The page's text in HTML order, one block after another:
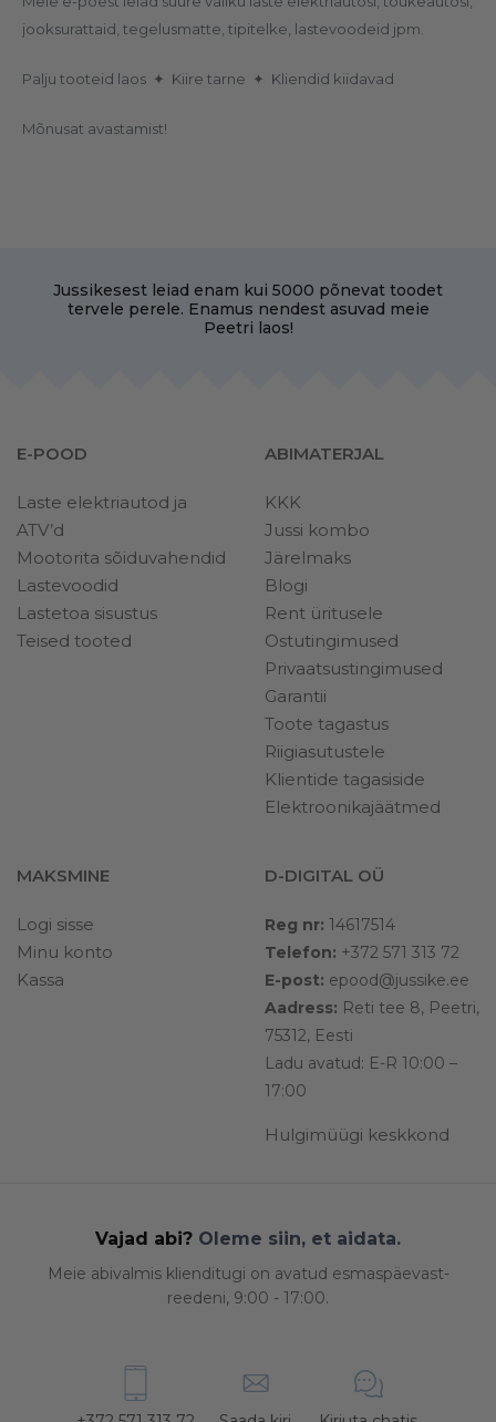
jooksurattaid, tegelusmatte, tipitelke, lastevoodeid jpm.
Palju tooteid laos ✦ Kiire tarne ✦ Kliendid kiidavad
Mõnusat avastamist!
Jussikesest leiad enam kui 5000 põnevat toodet
tervele perele. Enamus nendest asuvad meie
Peetri laos!
E-POOD
Laste elektriautod ja
ATV’d
Mootorita sõiduvahendid
Lastevoodid
Lastetoa sisustus
Teised tooted
ABIMATERJAL
KKK
Jussi kombo
Järelmaks
Blogi
Rent üritusele
Ostutingimused
Privaatsustingimused
Garantii
Toote tagastus
Riigiasutustele
Klientide tagasiside
Elektroonikajäätmed
MAKSMINE
Logi sisse
Minu konto
Kassa
D-DIGITAL OÜ
Reg nr: 14617514
Telefon: +372 571 313 72
E-post: epood@jussike.ee
Aadress: Reti tee 8, Peetri,
75312, Eesti
Ladu avatud: E-R 10:00 –
17:00
Hulgimüügi keskkond
Vajad abi? Oleme siin, et aidata.
Meie abivalmis klienditugi on avatud esmaspäevast-
reedeni, 9:00 - 17:00.